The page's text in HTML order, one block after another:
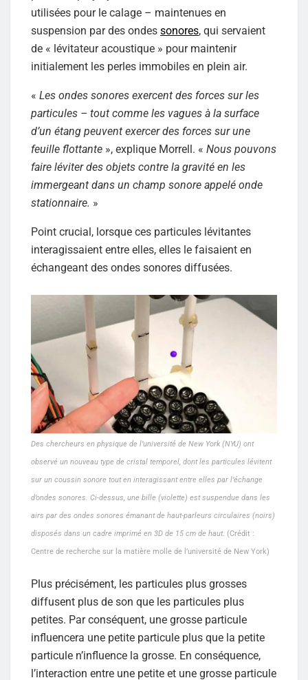
utilisées pour le calage – maintenues en
suspension par des ondes sonores, qui servaient
de « lévitateur acoustique » pour maintenir
initialement les perles immobiles en plein air.
« Les ondes sonores exercent des forces sur les
particules – tout comme les vagues à la surface
d’un étang peuvent exercer des forces sur une
feuille flottante », explique Morrell. « Nous pouvons
faire léviter des objets contre la gravité en les
immergeant dans un champ sonore appelé onde
stationnaire. »
Point crucial, lorsque ces particules lévitantes
interagissaient entre elles, elles le faisaient en
échangeant des ondes sonores diffusées.
Des chercheurs en physique de l’université de New York (NYU) ont
observé un nouveau type de cristal temporel, dont les particules lévitent
sur un coussin sonore tout en interagissant entre elles par l’échange
d’ondes sonores. Ci-dessus, une bille (violette) est suspendue dans les
airs par des ondes sonores émanant de haut-parleurs circulaires (noirs)
disposés dans un cadre imprimé en 3D de 15 cm de haut. (Crédit :
Centre de recherche sur la matière molle de l’université de New York)
Plus précisément, les particules plus grosses
diffusent plus de son que les particules plus
petites. Par conséquent, une grosse particule
influencera une petite particule plus que la petite
particule n’influence la grosse. En conséquence,
l’interaction entre une petite et une grosse particule